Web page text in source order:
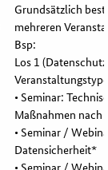
Grundsätzlich
mehreren
Bsp:
Los 1
• Seminar:
Maßnahmen nach
• Seminar /
Datensicherheit*